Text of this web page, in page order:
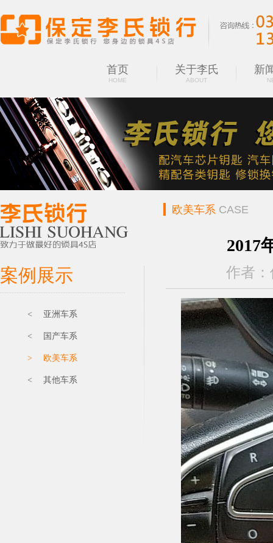
首页
HOME
关于李氏
ABOUT
新
案例展示
< 亚洲车系
< 国产车系
> 欧美车系
< 其他车系
欧美车系 CASE
2017
作者：